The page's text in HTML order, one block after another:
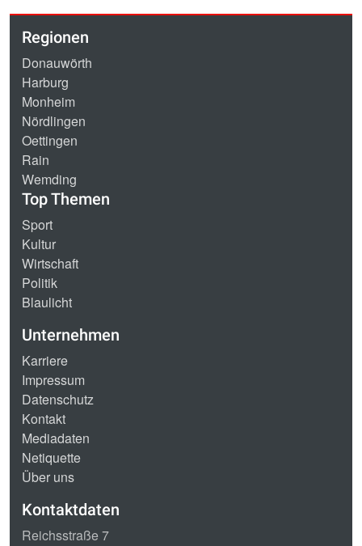
Regionen
Donauwörth
Harburg
Monheim
Nördlingen
Oettingen
Rain
Wemding
Top Themen
Sport
Kultur
Wirtschaft
Politik
Blaulicht
Unternehmen
Karriere
Impressum
Datenschutz
Kontakt
Mediadaten
Netiquette
Über uns
Kontaktdaten
Reichsstraße 7